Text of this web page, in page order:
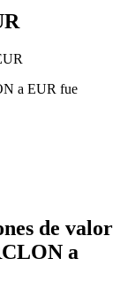
a EUR fue
de valor
a